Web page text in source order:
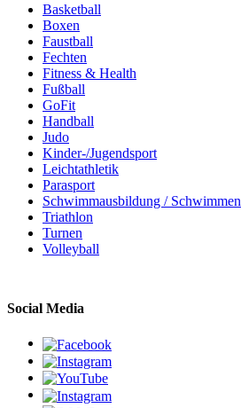
Basketball
Boxen
Faustball
Fechten
Fitness & Health
Fußball
GoFit
Handball
Judo
Kinder-/Jugendsport
Leichtathletik
Parasport
Schwimmausbildung / Schwimmen
Triathlon
Turnen
Volleyball
Social Media